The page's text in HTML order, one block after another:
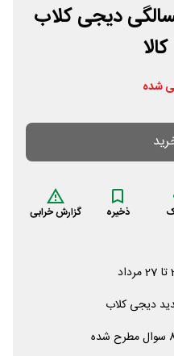
دیجی کلاب
شده
ذخیره گزارش خرابی